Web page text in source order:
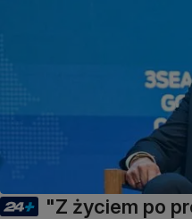
"Z życiem po